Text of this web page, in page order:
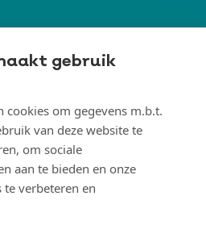
gebruik
cookies om gegevens m.b.t.
van deze website te
om sociale
aan te bieden en onze
verbeteren en